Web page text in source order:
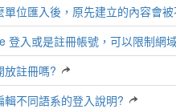
單位匯入後，原先建立的內容會
登入或是註冊帳號，可以限制網
放註冊嗎?
輯不同語系的登入說明?